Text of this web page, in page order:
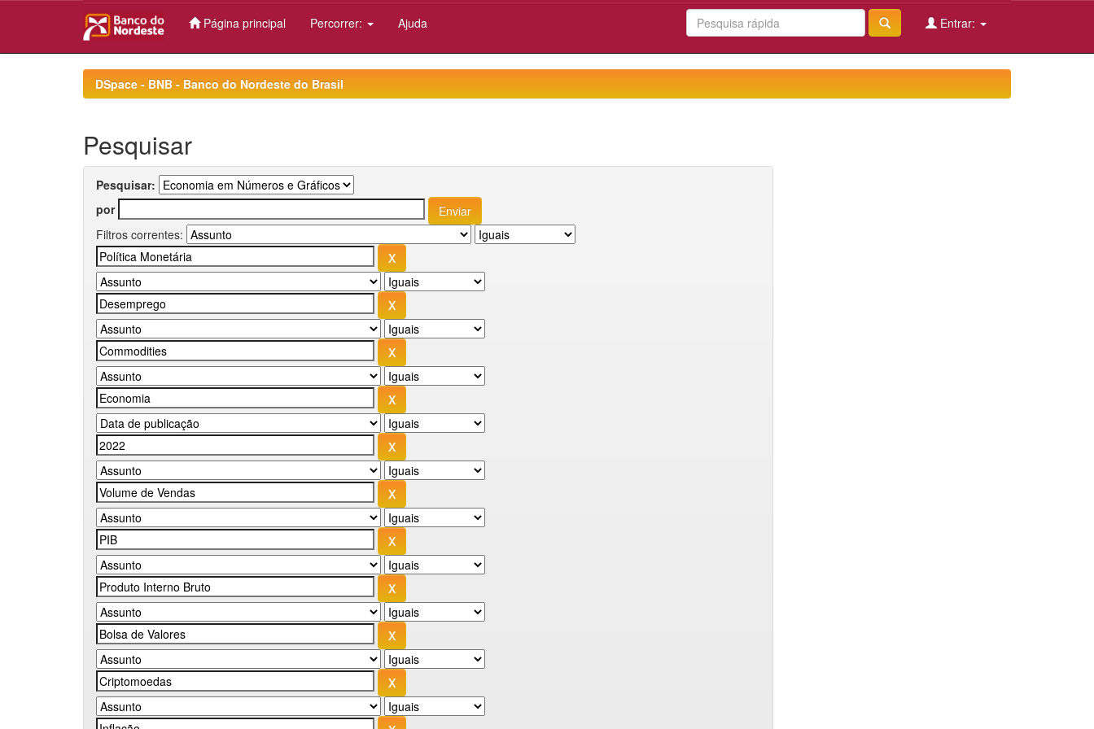
Página principal Percorrer: Ajuda Entrar:
DSpace - BNB - Banco do Nordeste do Brasil
Pesquisar
Pesquisar:
por
Filtros correntes: